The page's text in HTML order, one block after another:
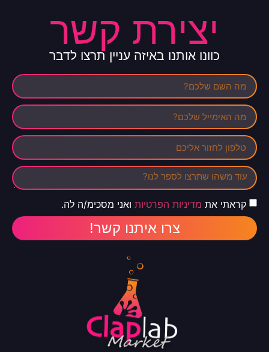
יצירת קשר
כוונו אותנו באיזה עניין תרצו לדבר
קראתי את מדיניות הפרטיות ואני מסכימ/ה לה.
צרו איתנו קשר!